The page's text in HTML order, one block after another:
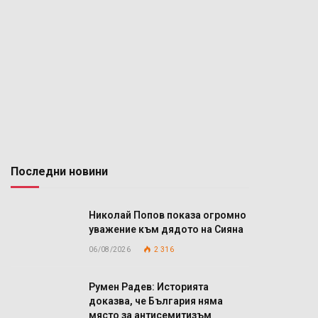
Последни новини
Николай Попов показа огромно
уважение към дядото на Сияна
06/08/2026 2 316
Румен Радев: Историята
доказва, че България няма
място за антисемитизъм